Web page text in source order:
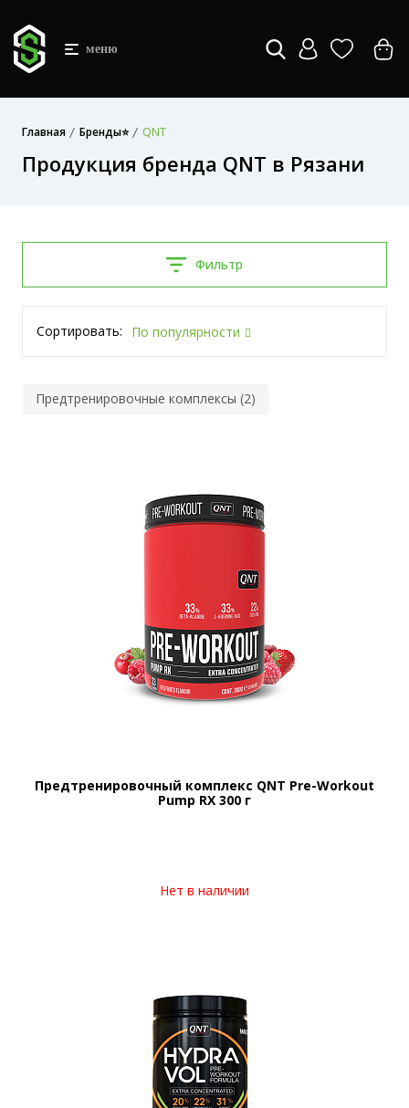
меню
Главная Бренды⭐ QNT
Продукция бренда QNT в Рязани
Фильтр
Сортировать: По популярности
Предтренировочные комплексы (2)
Предтренировочный комплекс QNT Pre-Workout
Pump RX 300 г
Нет в наличии